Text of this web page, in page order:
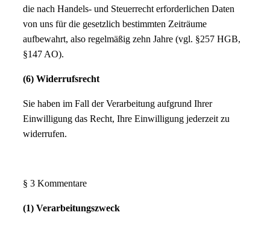
die nach Handels- und Steuerrecht erforderlichen Daten
von uns für die gesetzlich bestimmten Zeiträume
aufbewahrt, also regelmäßig zehn Jahre (vgl. §257 HGB,
§147 AO).
(6) Widerrufsrecht
Sie haben im Fall der Verarbeitung aufgrund Ihrer
Einwilligung das Recht, Ihre Einwilligung jederzeit zu
widerrufen.
§ 3 Kommentare
(1) Verarbeitungszweck